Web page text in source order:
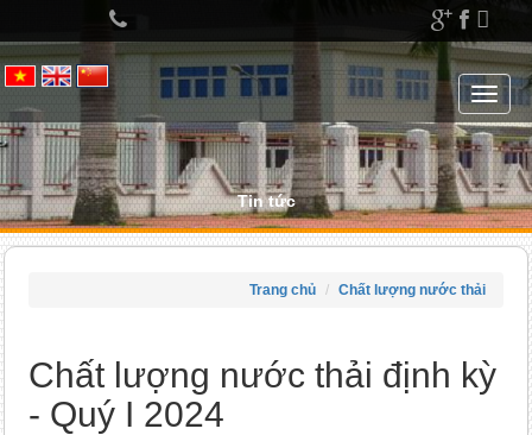
menu
Toggle
Tin tức
Trang chủ Chất lượng nước thải
Chất lượng nước thải định kỳ
- Quý I 2024